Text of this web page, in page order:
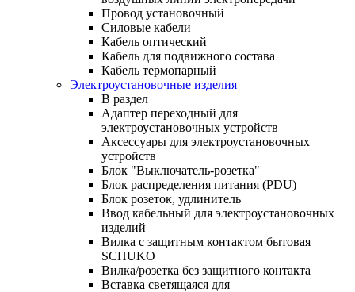
Провод установочный
Силовые кабели
Кабель оптический
Кабель для подвижного состава
Кабель термопарный
Электроустановочные изделия
В раздел
Адаптер переходный для
электроустановочных устройств
Аксессуары для электроустановочных
устройств
Блок "Выключатель-розетка"
Блок распределения питания (PDU)
Блок розеток, удлинитель
Ввод кабельный для электроустановочных
изделий
Вилка с защитным контактом бытовая
SCHUKO
Вилка/розетка без защитного контакта
Вставка светящаяся для